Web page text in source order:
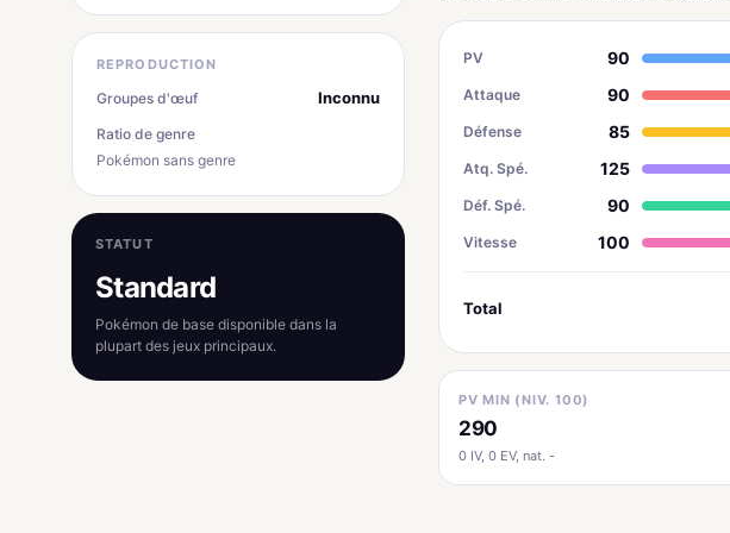
REPRODUCTION
Groupes d'œuf Inconnu
Ratio de genre
Pokémon sans genre
STATUT
Standard
Pokémon de base disponible dans la
plupart des jeux principaux.
PV 90
Attaque 90
Défense 85
Atq. Spé. 125
Déf. Spé. 90
Vitesse 100
Total
PV MIN (NIV. 100)
290
0 IV, 0 EV, nat. -